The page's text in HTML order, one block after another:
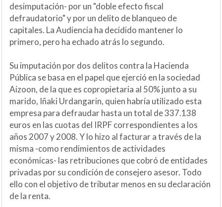
desimputación- por un "doble efecto fiscal
defraudatorio" y por un delito de blanqueo de
capitales. La Audiencia ha decidido mantener lo
primero, pero ha echado atrás lo segundo.
Su imputación por dos delitos contra la Hacienda
Pública se basa en el papel que ejerció en la sociedad
Aizoon, de la que es copropietaria al 50% junto a su
marido, Iñaki Urdangarin, quien habría utilizado esta
empresa para defraudar hasta un total de 337.138
euros en las cuotas del IRPF correspondientes a los
años 2007 y 2008. Y lo hizo al facturar a través de la
misma -como rendimientos de actividades
económicas- las retribuciones que cobró de entidades
privadas por su condición de consejero asesor. Todo
ello con el objetivo de tributar menos en su declaración
de la renta.